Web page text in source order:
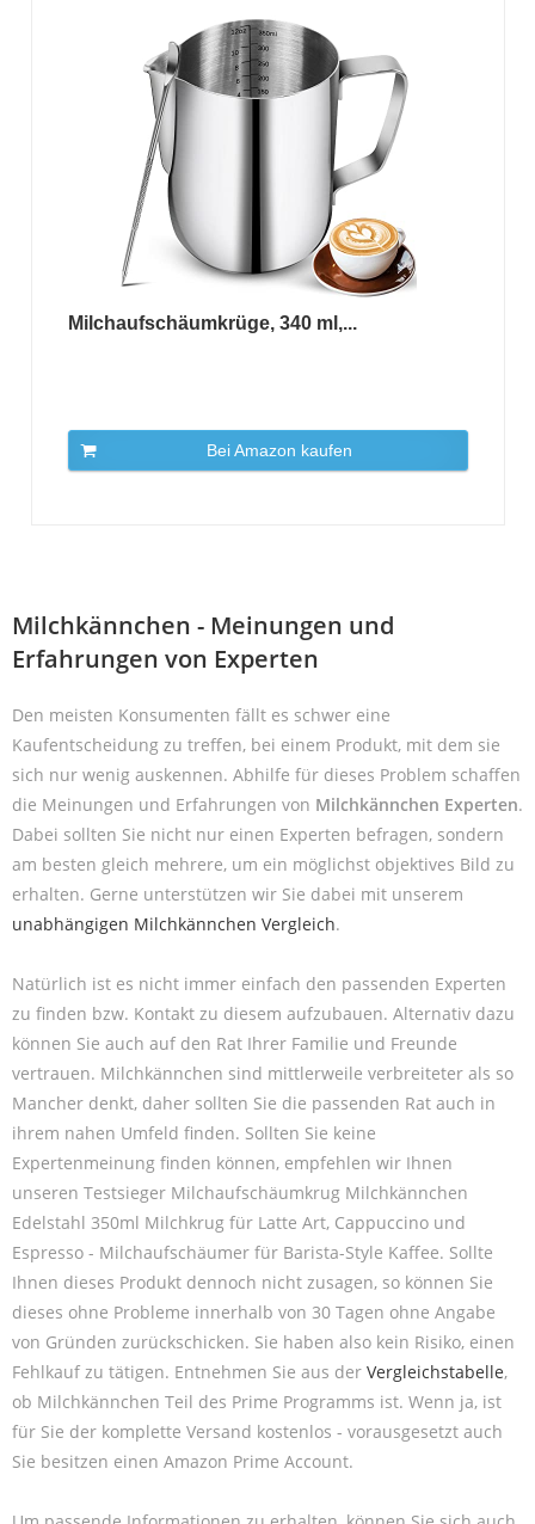
Milchaufschäumkrüge, 340 ml,...
Bei Amazon kaufen
Milchkännchen - Meinungen und
Erfahrungen von Experten
Den meisten Konsumenten fällt es schwer eine
Kaufentscheidung zu treffen, bei einem Produkt, mit dem sie
sich nur wenig auskennen. Abhilfe für dieses Problem schaffen
die Meinungen und Erfahrungen von Milchkännchen Experten.
Dabei sollten Sie nicht nur einen Experten befragen, sondern
am besten gleich mehrere, um ein möglichst objektives Bild zu
erhalten. Gerne unterstützen wir Sie dabei mit unserem
unabhängigen Milchkännchen Vergleich.
Natürlich ist es nicht immer einfach den passenden Experten
zu finden bzw. Kontakt zu diesem aufzubauen. Alternativ dazu
können Sie auch auf den Rat Ihrer Familie und Freunde
vertrauen. Milchkännchen sind mittlerweile verbreiteter als so
Mancher denkt, daher sollten Sie die passenden Rat auch in
ihrem nahen Umfeld finden. Sollten Sie keine
Expertenmeinung finden können, empfehlen wir Ihnen
unseren Testsieger Milchaufschäumkrug Milchkännchen
Edelstahl 350ml Milchkrug für Latte Art, Cappuccino und
Espresso - Milchaufschäumer für Barista-Style Kaffee. Sollte
Ihnen dieses Produkt dennoch nicht zusagen, so können Sie
dieses ohne Probleme innerhalb von 30 Tagen ohne Angabe
von Gründen zurückschicken. Sie haben also kein Risiko, einen
Fehlkauf zu tätigen. Entnehmen Sie aus der Vergleichstabelle,
ob Milchkännchen Teil des Prime Programms ist. Wenn ja, ist
für Sie der komplette Versand kostenlos - vorausgesetzt auch
Sie besitzen einen Amazon Prime Account.